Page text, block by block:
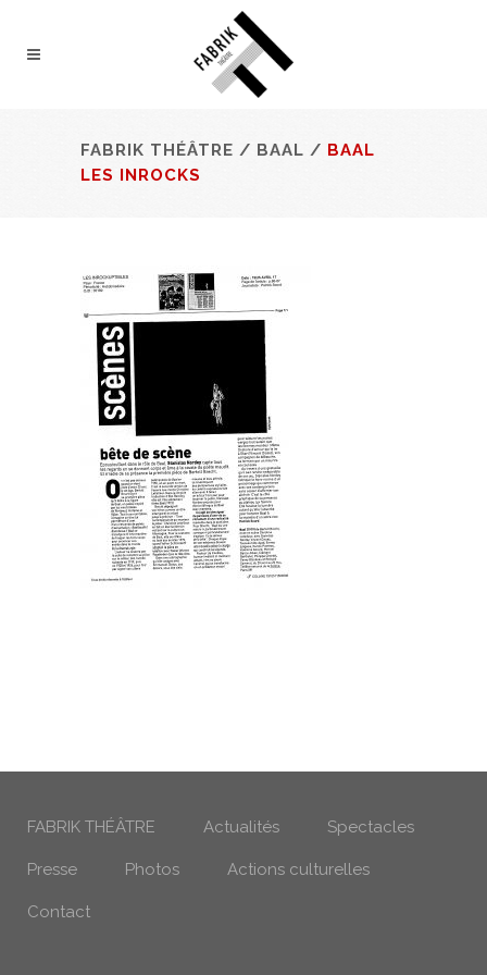
FABRIK THÉÂTRE / BAAL / BAAL
LES INROCKS
FABRIK THÉÂTRE Actualités Spectacles
Presse Photos Actions culturelles
Contact